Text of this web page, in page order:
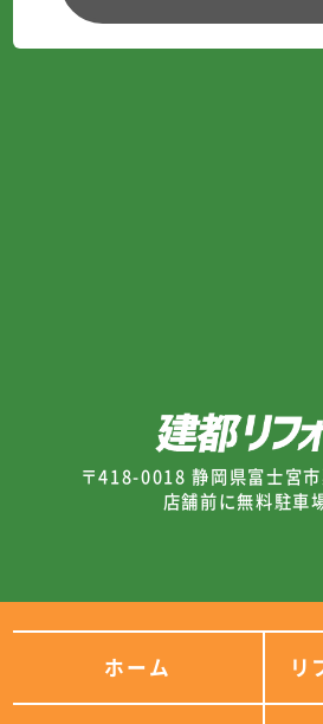
〒418-0018 静岡県富士宮
店舗前に無料駐車
ホーム リ